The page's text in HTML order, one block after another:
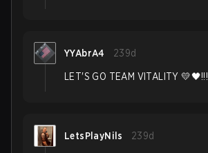
YYAbrA4 239d
LET'S GO TEAM VITALITY 💛🖤!!!
LetsPlayNils 239d